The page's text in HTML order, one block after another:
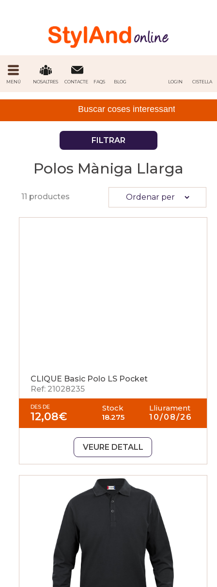
MENÚ NOSALTRES CONTACTE FAQS BLOG CISTELLA
LOGIN
FILTRAR
Polos Màniga Llarga
11 productes
CLIQUE Basic Polo LS Pocket
Ref: 21028235
DES DE
12,08€
Stock
18.275
Lliurament
10/08/26
VEURE DETALL